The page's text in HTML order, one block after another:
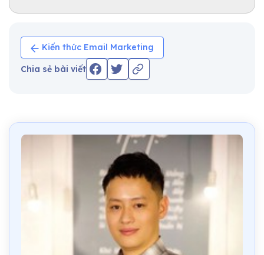
Kiến thức Email Marketing
Chia sẻ bài viết